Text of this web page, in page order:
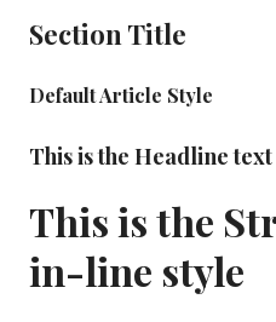
Section Title
Default Article Style
This is the Headline
This is the
in-line style